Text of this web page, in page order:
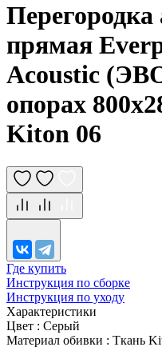
Перегородка
прямая
Acoustic
опорах
Kiton 06
Где купить
Инструкция по сборке
Инструкция по уходу
Характеристики
Цвет : Серый
Материал обивки : Ткань